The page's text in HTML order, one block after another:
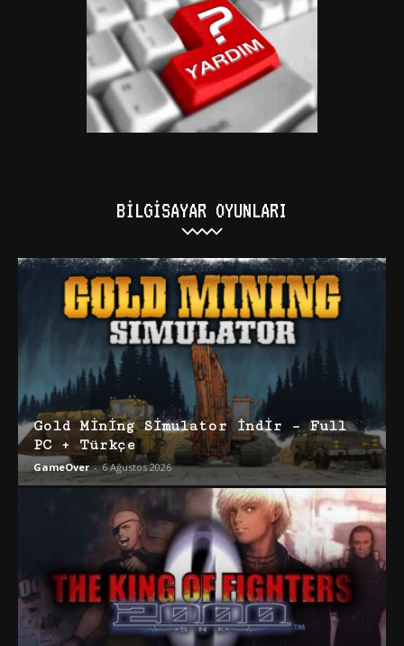
BILGISAYAR OYUNLARI
Gold Mining Simulator İndir – Full
PC + Türkçe
GameOver - 6 Ağustos 2026